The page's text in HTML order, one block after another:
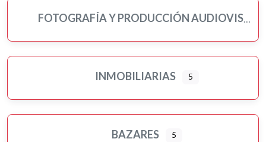
FOTOGRAFÍA Y PRODUCCIÓN AUDIOVISUAL
INMOBILIARIAS 5
BAZARES 5